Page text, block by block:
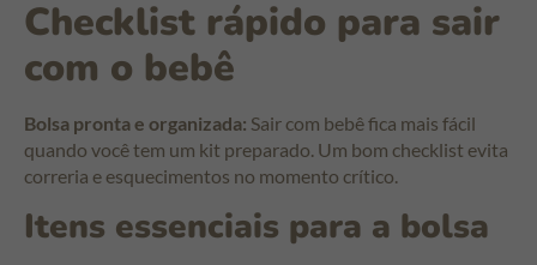
Checklist rápido para sair
com o bebê
Bolsa pronta e organizada: Sair com bebê fica mais fácil
quando você tem um kit preparado. Um bom checklist evita
correria e esquecimentos no momento crítico.
Itens essenciais para a bolsa